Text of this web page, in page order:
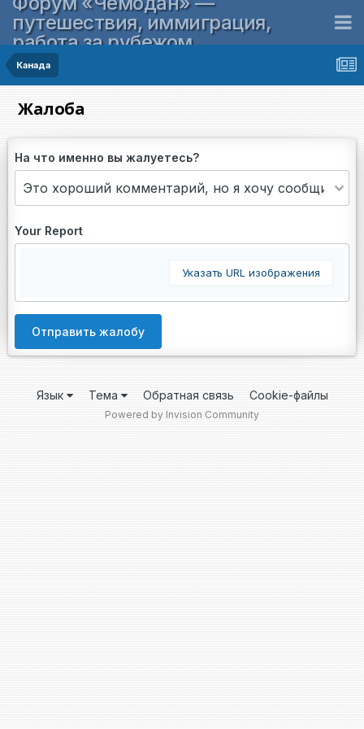
путешествия, иммиграция,
работа за рубежом
Канада
Жалоба
На что именно вы жалуетесь?
Your Report
Указать URL изображения
Отправить жалобу
Язык Тема Обратная связь Cookie-файлы
Powered by Invision Community